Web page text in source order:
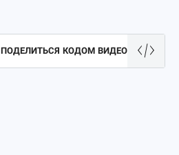
ПОДЕЛИТЬСЯ КОДОМ ВИДЕО